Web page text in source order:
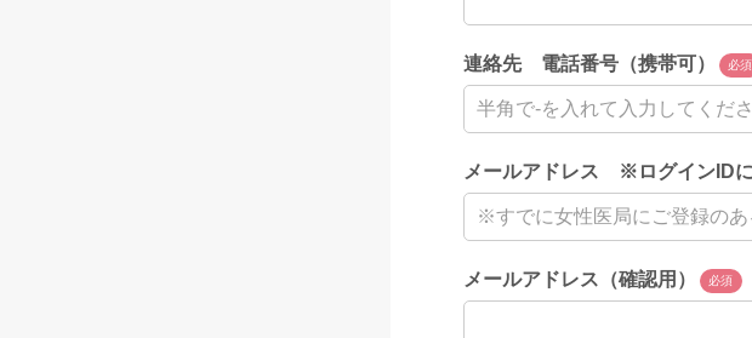
連絡先 電話番号（携帯可） 必須
メールアドレス ※ログインIDに
メールアドレス（確認用） 必須